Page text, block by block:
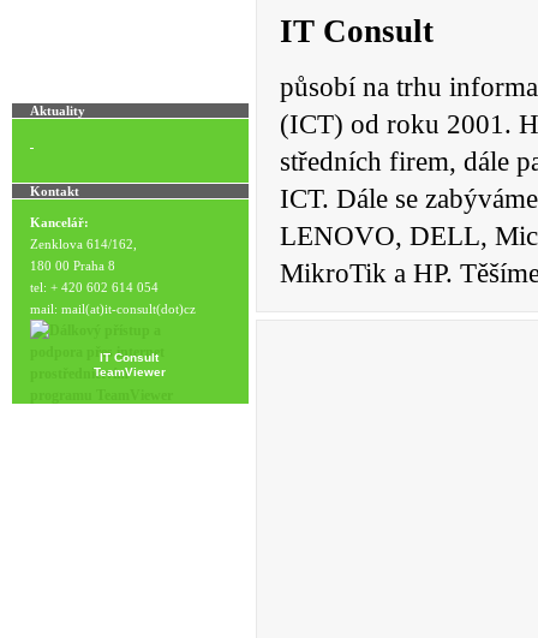
IT Consult
působí na trhu
(ICT) od roku 2001.
středních firem, dále
ICT. Dále se
LENOVO, DELL,
MikroTik a HP.
Aktuality
Kontakt
Kancelář:
Zenklova 614/162,
180 00 Praha 8
tel: + 420 602 614 054
mail: mail(at)it-consult(dot)cz
IT Consult
TeamViewer